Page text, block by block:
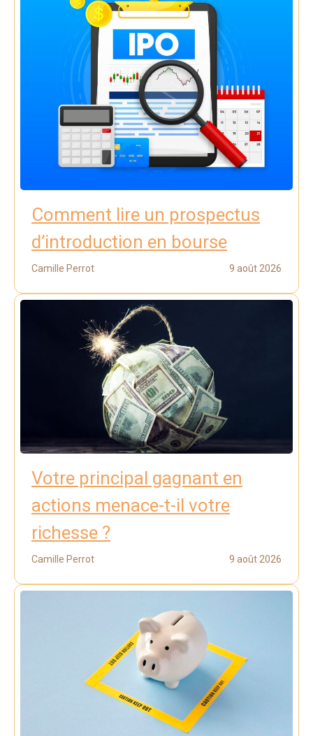
Comment lire un prospectus
d’introduction en bourse
Camille Perrot 9 août 2026
Votre principal gagnant en
actions menace-t-il votre
richesse ?
Camille Perrot 9 août 2026